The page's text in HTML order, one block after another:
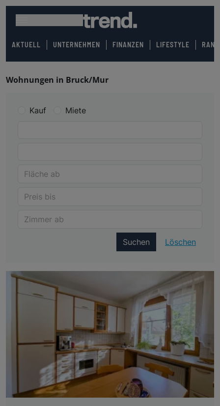
AKTUELL UNTERNEHMEN FINANZEN LIFESTYLE
Wohnungen in Bruck/Mur
Kauf Miete
Suchen Löschen